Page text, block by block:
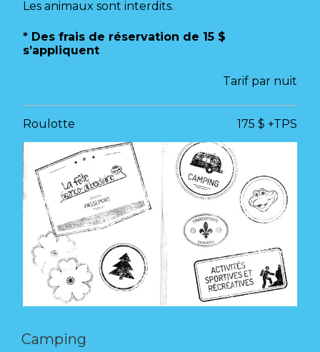
Les animaux sont interdits.
* Des frais de réservation de 15 $
s’appliquent
Tarif par nuit
Roulotte 175 $ +TPS
Camping